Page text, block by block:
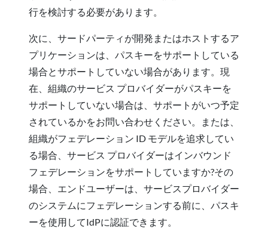
行を検討する必要があります。
次に、サードパーティが開発またはホストするア
プリケーションは、パスキーをサポートしている
場合とサポートしていない場合があります。現
在、組織のサービス プロバイダーがパスキーを
サポートしていない場合は、サポートがいつ予定
されているかをお問い合わせください。または、
組織がフェデレーション ID モデルを追求してい
る場合、サービス プロバイダーはインバウンド
フェデレーションをサポートしていますか?その
場合、エンドユーザーは、サービスプロバイダー
のシステムにフェデレーションする前に、パスキ
ーを使用してIdPに認証できます。